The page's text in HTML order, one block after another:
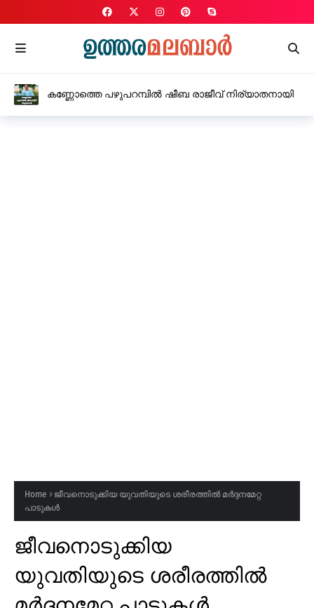
കണ്ണോത്തെ പഴുപറമ്പിൽ ഷീബ രാജീവ് നിര്യാതനായി
Home
ജീവനൊടുക്കിയ യുവതിയുടെ ശരീരത്തിൽ മർദ്ദനമേറ്റ
പാടുകൾ
ജീവനൊടുക്കിയ
യുവതിയുടെ ശരീരത്തിൽ